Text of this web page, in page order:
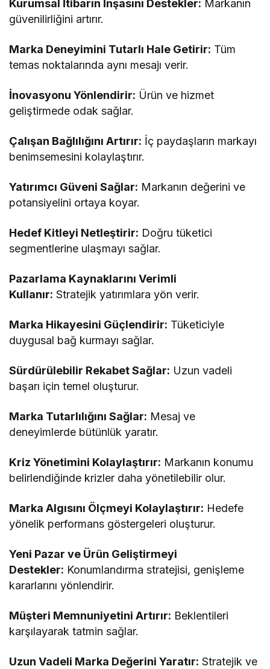
Kurumsal İtibarın İnşasını Destekler: Markanın
güvenilirliğini artırır.
Marka Deneyimini Tutarlı Hale Getirir: Tüm
temas noktalarında aynı mesajı verir.
İnovasyonu Yönlendirir: Ürün ve hizmet
geliştirmede odak sağlar.
Çalışan Bağlılığını Artırır: İç paydaşların markayı
benimsemesini kolaylaştırır.
Yatırımcı Güveni Sağlar: Markanın değerini ve
potansiyelini ortaya koyar.
Hedef Kitleyi Netleştirir: Doğru tüketici
segmentlerine ulaşmayı sağlar.
Pazarlama Kaynaklarını Verimli
Kullanır: Stratejik yatırımlara yön verir.
Marka Hikayesini Güçlendirir: Tüketiciyle
duygusal bağ kurmayı sağlar.
Sürdürülebilir Rekabet Sağlar: Uzun vadeli
başarı için temel oluşturur.
Marka Tutarlılığını Sağlar: Mesaj ve
deneyimlerde bütünlük yaratır.
Kriz Yönetimini Kolaylaştırır: Markanın konumu
belirlendiğinde krizler daha yönetilebilir olur.
Marka Algısını Ölçmeyi Kolaylaştırır: Hedefe
yönelik performans göstergeleri oluşturur.
Yeni Pazar ve Ürün Geliştirmeyi
Destekler: Konumlandırma stratejisi, genişleme
kararlarını yönlendirir.
Müşteri Memnuniyetini Artırır: Beklentileri
karşılayarak tatmin sağlar.
Uzun Vadeli Marka Değerini Yaratır: Stratejik ve